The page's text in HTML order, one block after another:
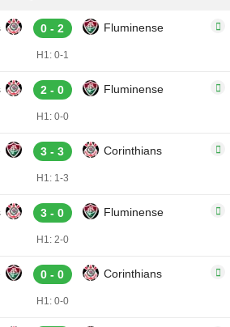
0 - 2 Fluminense
H1: 0-1
2 - 0 Fluminense
H1: 0-0
3 - 3 Corinthians
H1: 1-3
3 - 0 Fluminense
H1: 2-0
0 - 0 Corinthians
H1: 0-0